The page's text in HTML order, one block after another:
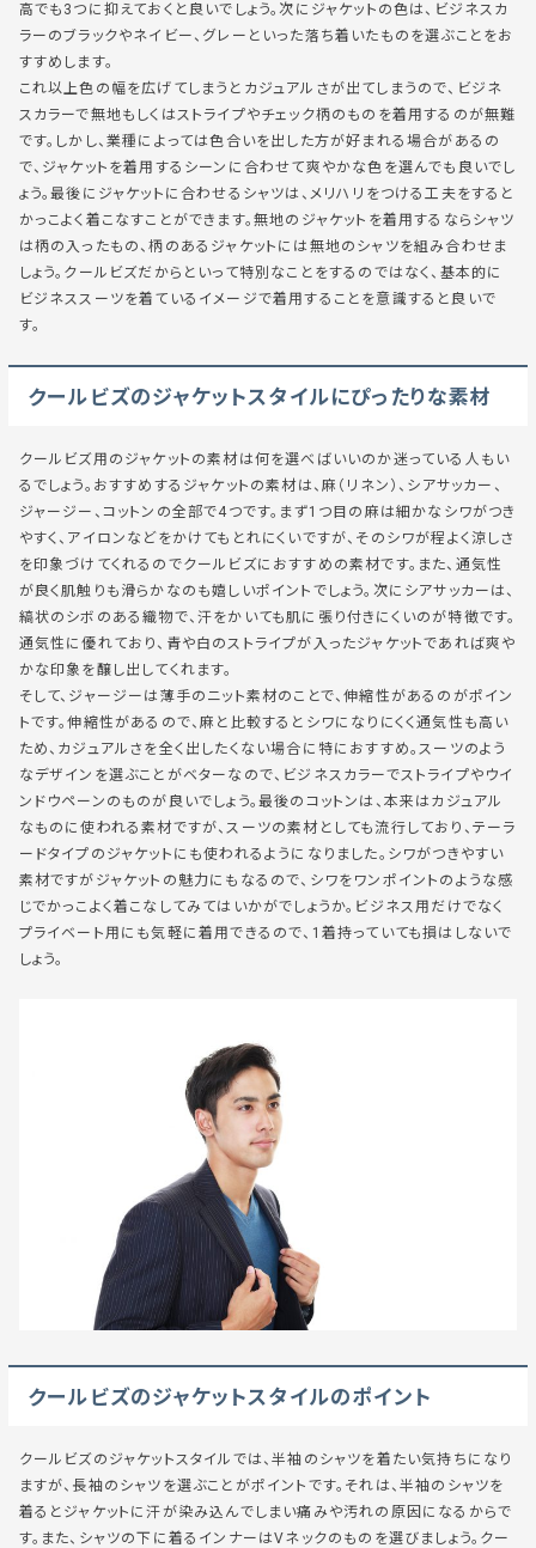
高でも3つに抑えておくと良いでしょう。次にジャケットの色は、ビジネスカ
ラーのブラックやネイビー、グレーといった落ち着いたものを選ぶことをお
すすめします。
これ以上色の幅を広げてしまうとカジュアルさが出てしまうので、ビジネ
スカラーで無地もしくはストライプやチェック柄のものを着用するのが無難
です。しかし、業種によっては色合いを出した方が好まれる場合があるの
で、ジャケットを着用するシーンに合わせて爽やかな色を選んでも良いでし
ょう。最後にジャケットに合わせるシャツは、メリハリをつける工夫をすると
かっこよく着こなすことができます。無地のジャケットを着用するならシャツ
は柄の入ったもの、柄のあるジャケットには無地のシャツを組み合わせま
しょう。クールビズだからといって特別なことをするのではなく、基本的に
ビジネススーツを着ているイメージで着用することを意識すると良いで
す。
クールビズのジャケットスタイルにぴったりな素材
クールビズ用のジャケットの素材は何を選べばいいのか迷っている人もい
るでしょう。おすすめするジャケットの素材は、麻（リネン）、シアサッカー、
ジャージー、コットンの全部で4つです。まず1つ目の麻は細かなシワがつき
やすく、アイロンなどをかけてもとれにくいですが、そのシワが程よく涼しさ
を印象づけてくれるのでクールビズにおすすめの素材です。また、通気性
が良く肌触りも滑らかなのも嬉しいポイントでしょう。次にシアサッカーは、
縞状のシボのある織物で、汗をかいても肌に張り付きにくいのが特徴です。
通気性に優れており、青や白のストライプが入ったジャケットであれば爽や
かな印象を醸し出してくれます。
そして、ジャージーは薄手のニット素材のことで、伸縮性があるのがポイン
トです。伸縮性があるので、麻と比較するとシワになりにくく通気性も高い
ため、カジュアルさを全く出したくない場合に特におすすめ。スーツのよう
なデザインを選ぶことがベターなので、ビジネスカラーでストライプやウイ
ンドウペーンのものが良いでしょう。最後のコットンは、本来はカジュアル
なものに使われる素材ですが、スーツの素材としても流行しており、テーラ
ードタイプのジャケットにも使われるようになりました。シワがつきやすい
素材ですがジャケットの魅力にもなるので、シワをワンポイントのような感
じでかっこよく着こなしてみてはいかがでしょうか。ビジネス用だけでなく
プライベート用にも気軽に着用できるので、1着持っていても損はしないで
しょう。
クールビズのジャケットスタイルのポイント
クールビズのジャケットスタイルでは、半袖のシャツを着たい気持ちになり
ますが、長袖のシャツを選ぶことがポイントです。それは、半袖のシャツを
着るとジャケットに汗が染み込んでしまい痛みや汚れの原因になるからで
す。また、シャツの下に着るインナーはVネックのものを選びましょう。クー